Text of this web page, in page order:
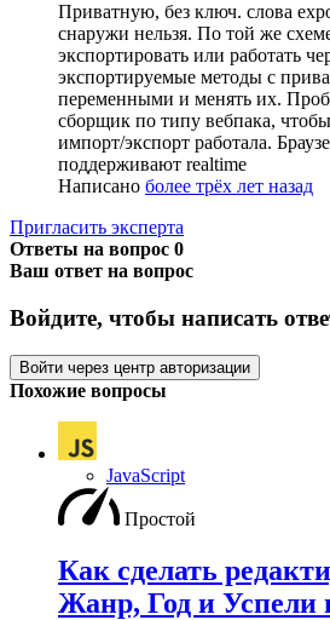
Приватную, без ключ. слова
снаружи нельзя. По той же
экспортировать или работать
экспортируемые методы с
переменными и менять их.
сборщик по типу вебпака, чтобы
импорт/экспорт работала.
поддерживают realtime
Написано более трёх лет назад
Пригласить эксперта
Ответы на вопрос 0
Ваш ответ на вопрос
Войдите, чтобы написать
Войти через центр авторизации
Похожие вопросы
JavaScript
Простой
Как сделать
Жанр, Год и Успели